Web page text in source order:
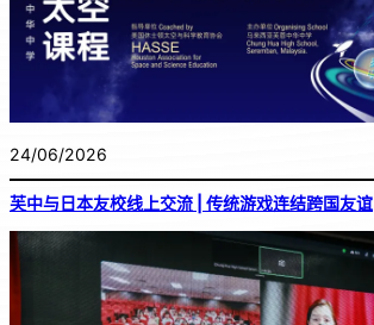
24/06/2026
芙中与日本友校线上交流 | 传统游戏连结跨国友谊